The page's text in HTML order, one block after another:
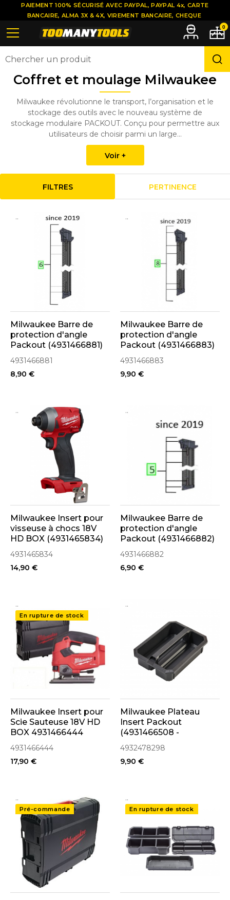
Coffret et moulage Milwaukee
Milwaukee révolutionne le transport, l’organisation et le
stockage des outils avec le nouveau système de
stockage modulaire PACKOUT. Conçu pour permettre aux
utilisateurs de choisir parmi un large...
Voir +
FILTRES PERTINENCE
..
Milwaukee Barre de
protection d'angle
Packout (4931466881)
4931466881
8,90 €
..
Milwaukee Barre de
protection d'angle
Packout (4931466883)
4931466883
9,90 €
..
Milwaukee Insert pour
visseuse à chocs 18V
HD BOX (4931465834)
4931465834
14,90 €
..
Milwaukee Barre de
protection d'angle
Packout (4931466882)
4931466882
6,90 €
..
En rupture de stock
Milwaukee Insert pour
Scie Sauteuse 18V HD
BOX 4931466444
4931466444
17,90 €
..
Milwaukee Plateau
Insert Packout
(4931466508 -
4932478298)
4932478298
9,90 €
..
Pré-commande
..
En rupture de stock
PAIEMENT 100% SÉCURISÉ AVEC PAYPAL, PAYPAL 4x, CARTE
BANCAIRE, ALMA 3X & 4X, VIREMENT BANCAIRE, CHEQUE
0